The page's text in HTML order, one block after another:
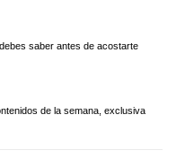
saber antes de acostarte
de la semana, exclusiva